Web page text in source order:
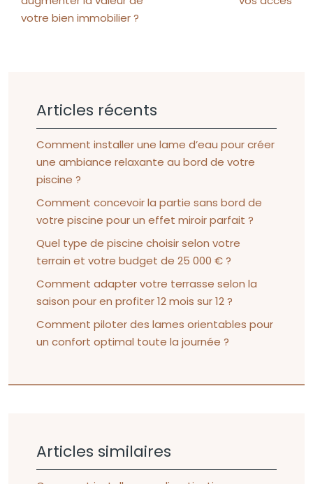
votre bien immobilier ?
Articles récents
Comment installer une lame d’eau pour créer
une ambiance relaxante au bord de votre
piscine ?
Comment concevoir la partie sans bord de
votre piscine pour un effet miroir parfait ?
Quel type de piscine choisir selon votre
terrain et votre budget de 25 000 € ?
Comment adapter votre terrasse selon la
saison pour en profiter 12 mois sur 12 ?
Comment piloter des lames orientables pour
un confort optimal toute la journée ?
Articles similaires